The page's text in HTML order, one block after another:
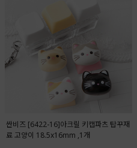
싼비즈 [6422-16]아크릴 키캡파츠 탑꾸재
료 고양이 18.5x16mm ,1개